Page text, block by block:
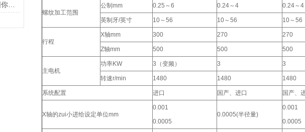
引起仪表车床主轴轴承发热的原因你知道吗？
螺纹加工范围
公制mm 0.25～6 0.24～4 0.24～4
英制牙/英寸 10～56 10～56 10～56
行程
X轴mm 300 270 270
Z轴mm 500 500 500
主电机
功率KW 3（变频） 3 3
转速r/min 1480 1480 1480
系统配置 进口 国产、进口 国产、
X轴的zui小进给设定单位mm
0.001
0.0005
0.0005(半径量)
0.001
0.0005